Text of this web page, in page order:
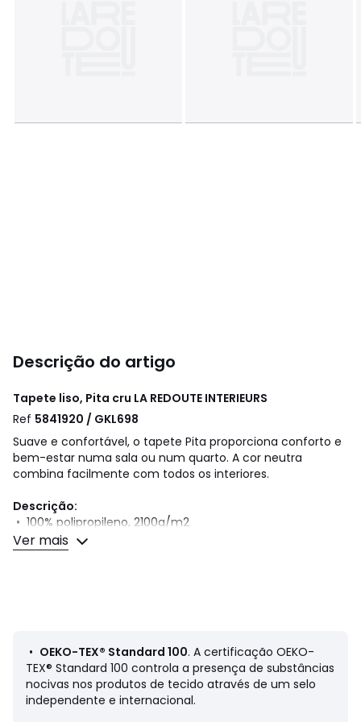
Descrição do artigo
Tapete liso, Pita cru LA REDOUTE INTERIEURS
Ref 5841920 / GKL698
Suave e confortável, o tapete Pita proporciona conforto e
bem-estar numa sala ou num quarto. A cor neutra
combina facilmente com todos os interiores.
Descrição:
• 100% polipropileno, 2100g/m2
• Acabamento com franjas
• Largura 120 x comprimento 170 cm
• Largura 160 x comprimento 230 cm
• Largura 200 x comprimento 290 cm
• Espessura: 5,5 cm
Ver mais
• OEKO-TEX® Standard 100. A certificação OEKO-
TEX® Standard 100 controla a presença de substâncias
nocivas nos produtos de tecido através de um selo
independente e internacional.